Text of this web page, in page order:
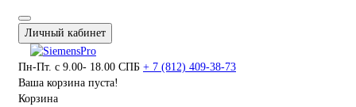
Личный кабинет
Пн-Пт. с 9.00- 18.00 СПБ + 7 (812) 409-38-73
Ваша корзина пуста!
Корзина